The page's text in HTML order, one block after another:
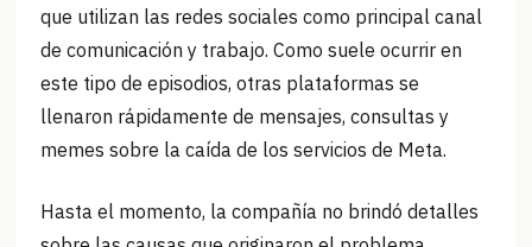
que utilizan las redes sociales como principal canal
de comunicación y trabajo. Como suele ocurrir en
este tipo de episodios, otras plataformas se
llenaron rápidamente de mensajes, consultas y
memes sobre la caída de los servicios de Meta.
Hasta el momento, la compañía no brindó detalles